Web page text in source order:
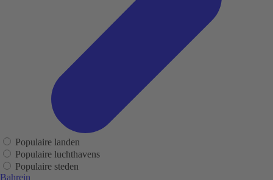
Populaire landen
Populaire luchthavens
Populaire steden
Bahrein